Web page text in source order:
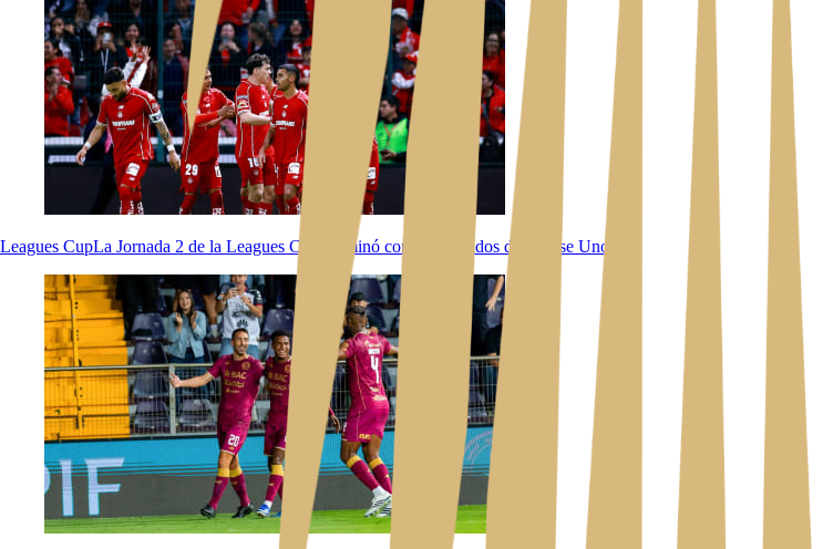
Leagues CupLa Jornada 2 de la Leagues Cup culminó con seis partidos de la Fase Uno